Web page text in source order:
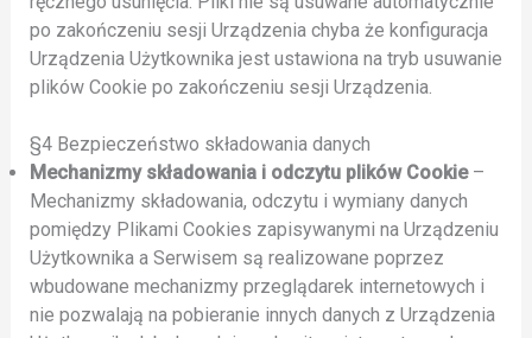
po zakończeniu sesji Urządzenia chyba że konfiguracja
Urządzenia Użytkownika jest ustawiona na tryb usuwanie
plików Cookie po zakończeniu sesji Urządzenia.
§4 Bezpieczeństwo składowania danych
Mechanizmy składowania i odczytu plików Cookie–
Mechanizmy składowania, odczytu i wymiany danych
pomiędzy Plikami Cookies zapisywanymi na Urządzeniu
Użytkownika a Serwisem są realizowane poprzez
wbudowane mechanizmy przeglądarek internetowych i
nie pozwalają na pobieranie innych danych z Urządzenia